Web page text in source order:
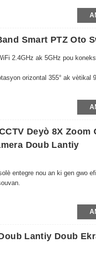
Smart PTZ Oto
2.4GHz ak 5GHz pou
orizontal 355° ak vètikal
bay imaj nwa ak blan
kominikasyon an tan reyèl
Deyò 8X
Doub Lantiy
entegre nou an ki gen gwo
nan fènwa total, ak yon ranje
Lantiy Doub